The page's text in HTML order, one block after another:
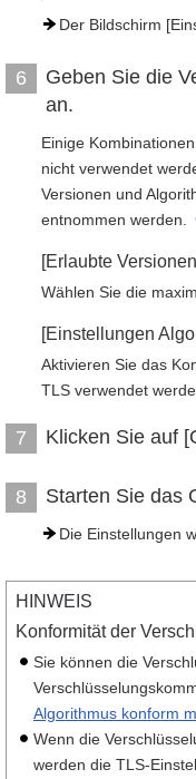
Der Bildschirm
6
Geben Sie die
an.
Einige
nicht verwendet
Versionen und
entnommen werden.
[Erlaubte
Wählen Sie die
[Einstellungen
Aktivieren Sie das
TLS verwendet
7 Klicken Sie auf
8 Starten Sie das
Die Einstellungen
HINWEIS
Konformität der
Sie können die
Algorithmus konform
Wenn die
werden die TLS-